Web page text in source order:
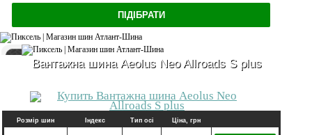
Вантажна шина Aeolus Neo Allroads S plus
Розмір шин Індекс Тип осі Ціна, грн